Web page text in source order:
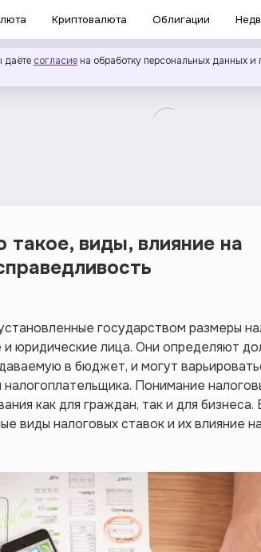
Криптовалюта Облигации
даёте согласие на обработку персональных данных и
такое, виды, влияние на
государством размеры
юридические лица. Они определяют
в бюджет, и могут
Понимание
как для граждан, так и для бизнеса.
виды налоговых ставок и их влияние на